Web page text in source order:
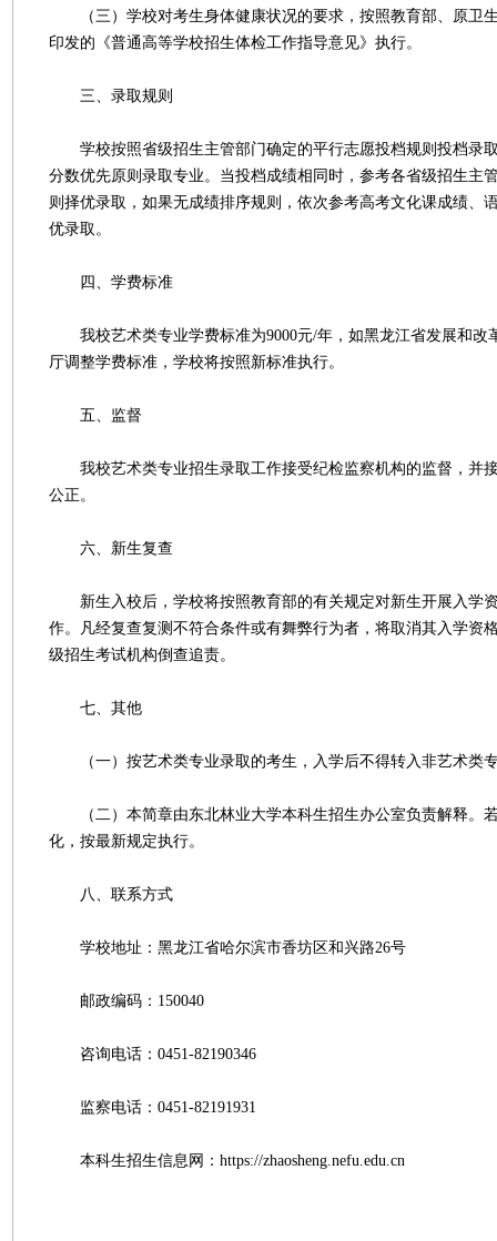
（三）学校对考生身体健康状况的要求，按照教育部、原卫
印发的《普通高等学校招生体检工作指导意见》执行。
三、录取规则
学校按照省级招生主管部门确定的平行志愿投档规则投档录
分数优先原则录取专业。当投档成绩相同时，参考各省级招生主
则择优录取，如果无成绩排序规则，依次参考高考文化课成绩、
优录取。
四、学费标准
我校艺术类专业学费标准为9000元/年，如黑龙江省发展和改
厅调整学费标准，学校将按照新标准执行。
五、监督
我校艺术类专业招生录取工作接受纪检监察机构的监督，并
公正。
六、新生复查
新生入校后，学校将按照教育部的有关规定对新生开展入学
作。凡经复查复测不符合条件或有舞弊行为者，将取消其入学资
级招生考试机构倒查追责。
七、其他
（一）按艺术类专业录取的考生，入学后不得转入非艺术类
（二）本简章由东北林业大学本科生招生办公室负责解释。
化，按最新规定执行。
八、联系方式
学校地址：黑龙江省哈尔滨市香坊区和兴路26号
邮政编码：150040
咨询电话：0451-82190346
监察电话：0451-82191931
本科生招生信息网：https://zhaosheng.nefu.edu.cn